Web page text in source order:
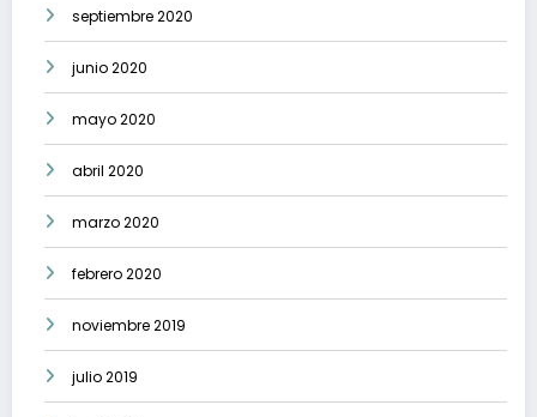
septiembre 2020
junio 2020
mayo 2020
abril 2020
marzo 2020
febrero 2020
noviembre 2019
julio 2019